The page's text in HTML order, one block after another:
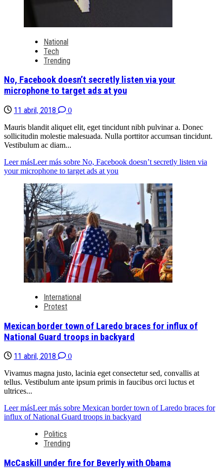
National
Tech
Trending
No, Facebook doesn’t secretly listen via your
microphone to target ads at you
11 abril, 2018
0
Mauris blandit aliquet elit, eget tincidunt nibh pulvinar a. Donec
sollicitudin molestie malesuada. Nulla porttitor accumsan tincidunt.
Vestibulum ac diam...
Leer másLeer más sobre No, Facebook doesn’t secretly listen via
your microphone to target ads at you
International
Protest
Mexican border town of Laredo braces for influx of
National Guard troops in backyard
11 abril, 2018
0
Vivamus magna justo, lacinia eget consectetur sed, convallis at
tellus. Vestibulum ante ipsum primis in faucibus orci luctus et
ultrices...
Leer másLeer más sobre Mexican border town of Laredo braces for
influx of National Guard troops in backyard
Politics
Trending
McCaskill under fire for Beverly with Obama